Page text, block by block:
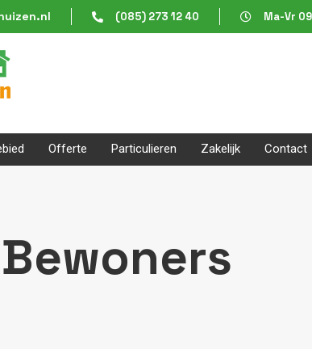
(085) 273 12 40 Ma-Vr
Offerte Particulieren Zakelijk Contact